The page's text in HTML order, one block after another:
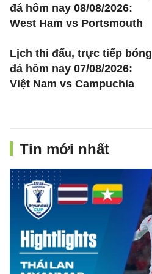
đá hôm nay 08/08/2026:
West Ham vs Portsmouth
Lịch thi đấu, trực tiếp bóng
đá hôm nay 07/08/2026:
Việt Nam vs Campuchia
Tin mới nhất